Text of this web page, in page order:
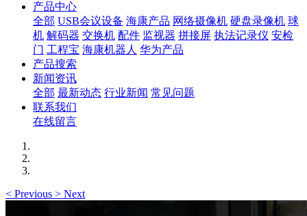
产品中心
全部 USB会议设备 海康产品 网络摄像机 硬盘录像机 球
机 解码器 交换机 配件 监视器 拼接屏 执法记录仪 安检
门 工程宝 海康机器人 华为产品
产品搜索
新闻资讯
全部 最新动态 行业新闻 常见问题
联系我们
在线留言
< Previous > Next